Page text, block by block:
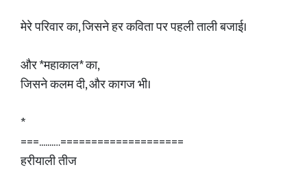
मेरे परिवार का, जिसने हर कविता पर पहली ताली बजाई।
और *महाकाल* का,
जिसने कलम दी, और कागज भी।
*
===.......…====================
हरीयाली तीज